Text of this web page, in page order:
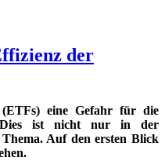
der
(ETFs) eine Gefahr für die
Dies ist nicht nur in der
Auf den ersten Blick